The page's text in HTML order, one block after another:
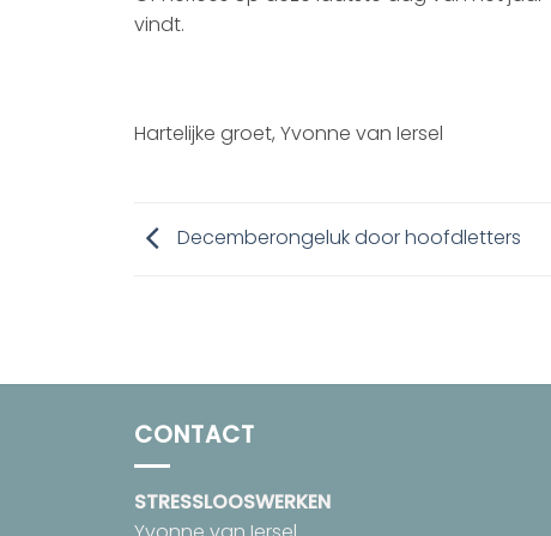
vindt.
Hartelijke groet, Yvonne van Iersel
Decemberongeluk door hoofdletters
CONTACT
STRESSLOOSWERKEN